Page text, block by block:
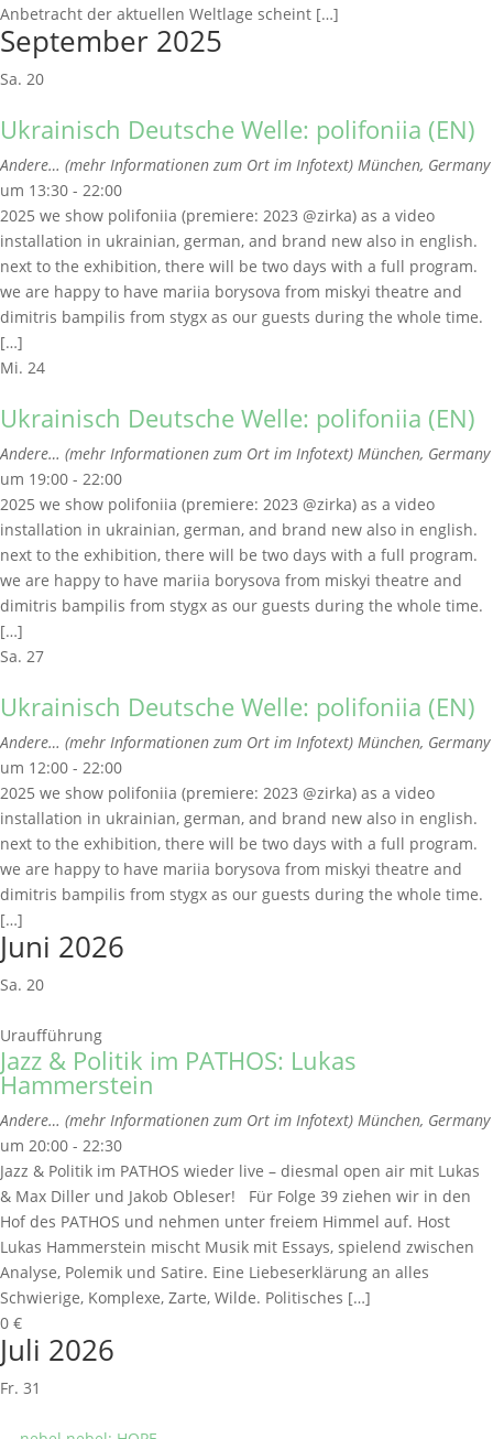
Anbetracht der aktuellen Weltlage scheint […]
September 2025
Sa. 20
Ukrainisch Deutsche Welle: polifoniia (EN)
Andere… (mehr Informationen zum Ort im Infotext) München, Germany
um 13:30 - 22:00
2025 we show polifoniia (premiere: 2023 @zirka) as a video
installation in ukrainian, german, and brand new also in english.
next to the exhibition, there will be two days with a full program.
we are happy to have mariia borysova from miskyi theatre and
dimitris bampilis from stygx as our guests during the whole time.
[…]
Mi. 24
Ukrainisch Deutsche Welle: polifoniia (EN)
Andere… (mehr Informationen zum Ort im Infotext) München, Germany
um 19:00 - 22:00
2025 we show polifoniia (premiere: 2023 @zirka) as a video
installation in ukrainian, german, and brand new also in english.
next to the exhibition, there will be two days with a full program.
we are happy to have mariia borysova from miskyi theatre and
dimitris bampilis from stygx as our guests during the whole time.
[…]
Sa. 27
Ukrainisch Deutsche Welle: polifoniia (EN)
Andere… (mehr Informationen zum Ort im Infotext) München, Germany
um 12:00 - 22:00
2025 we show polifoniia (premiere: 2023 @zirka) as a video
installation in ukrainian, german, and brand new also in english.
next to the exhibition, there will be two days with a full program.
we are happy to have mariia borysova from miskyi theatre and
dimitris bampilis from stygx as our guests during the whole time.
[…]
Juni 2026
Sa. 20
Uraufführung
Jazz & Politik im PATHOS: Lukas
Hammerstein
Andere… (mehr Informationen zum Ort im Infotext) München, Germany
um 20:00 - 22:30
Jazz & Politik im PATHOS wieder live – diesmal open air mit Lukas
& Max Diller und Jakob Obleser! Für Folge 39 ziehen wir in den
Hof des PATHOS und nehmen unter freiem Himmel auf. Host
Lukas Hammerstein mischt Musik mit Essays, spielend zwischen
Analyse, Polemik und Satire. Eine Liebeserklärung an alles
Schwierige, Komplexe, Zarte, Wilde. Politisches […]
0 €
Juli 2026
Fr. 31